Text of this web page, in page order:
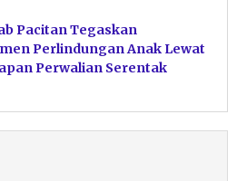
Pacitan Tegaskan
Perlindungan Anak Lewat
Perwalian Serentak